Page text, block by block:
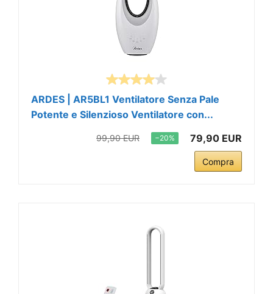
ARDES | AR5BL1 Ventilatore Senza Pale
Potente e Silenzioso Ventilatore con...
99,90 EUR −20% 79,90 EUR
Compra